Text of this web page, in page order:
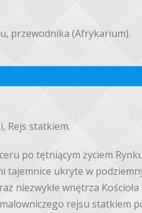
przewodnika (Afrykarium).
Rejs statkiem.
po tętniącym życiem
tajemnice ukryte w
niezwykłe wnętrza Kościoła
rejsu statkiem